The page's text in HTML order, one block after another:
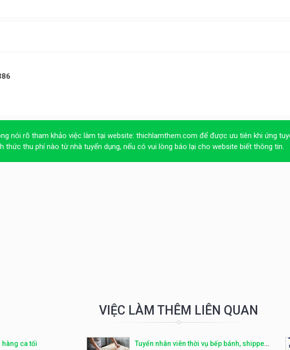
nói rõ tham khảo việc làm tại website: thichlamthem.com để được ưu tiên khi ứng
thức thu phí nào từ nhà tuyển dụng, nếu có vui lòng báo lại cho website biết thông tin.
VIỆC LÀM THÊM LIÊN QUAN
hàng ca tối
Tuyển nhân viên thời vụ bếp bánh, shipper